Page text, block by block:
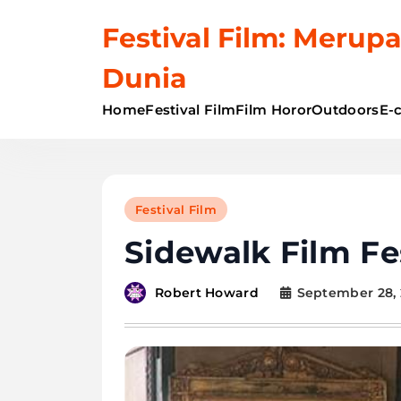
Festival Film:
Dunia
HomeFestival FilmFilm HororOutdoorsE-
Festival Film
Sidewalk Film
Robert Howard September 28,